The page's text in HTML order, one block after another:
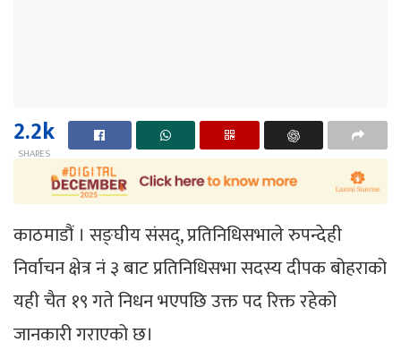
2.2k
SHARES
काठमाडौं । सङ्घीय संसद्, प्रतिनिधिसभाले रुपन्देही
निर्वाचन क्षेत्र नं ३ बाट प्रतिनिधिसभा सदस्य दीपक बोहराको
यही चैत १९ गते निधन भएपछि उक्त पद रिक्त रहेको
जानकारी गराएको छ।